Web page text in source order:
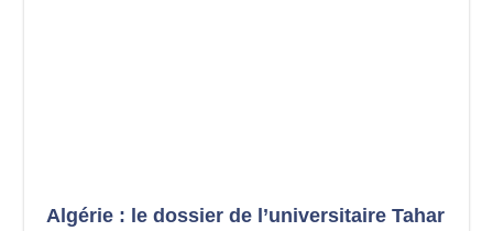
Algérie : le dossier de l’universitaire Tahar